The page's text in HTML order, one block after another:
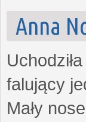
Anna
falujący
Mały